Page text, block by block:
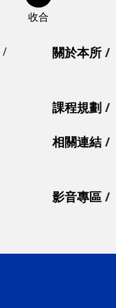
關於本所
課程規劃
相關連結
影音專區